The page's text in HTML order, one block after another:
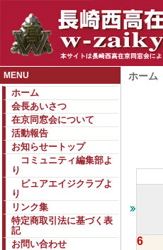
MENU
ホーム
会長あいさつ
在京同窓会について
活動報告
お知らせートップ
コミュニティ編集部よ
り
ピュアエイジクラブよ
り
リンク集
特定商取引法に基づく表
記
お問い合わせ
ホーム
6